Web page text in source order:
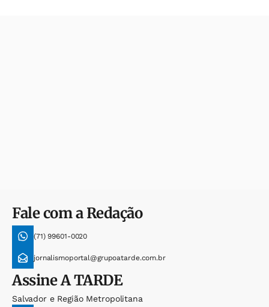
Fale com a Redação
(71) 99601-0020
jornalismoportal@grupoatarde.com.br
AssineA TARDE
Salvador e Região Metropolitana